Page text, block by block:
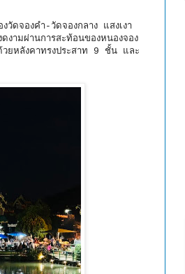
ดจองคำ-วัดจองกลาง แสงเงา
งามผ่านการสะท้อนของหนองจอง
วยหลังคาทรงประสาท 9 ชั้น และ